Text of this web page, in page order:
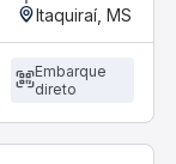
Itaquiraí, MS
Embarque
direto